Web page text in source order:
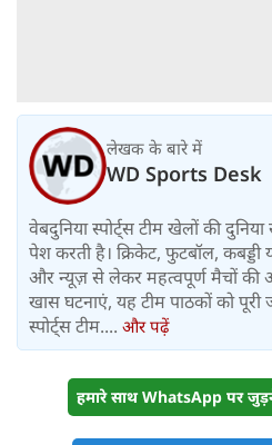
लेखक के बारे में
WD Sports Desk
वेबदुनिया स्पोर्ट्स टीम खेलों की
पेश करती है। क्रिकेट, फुटबॉल,
और न्यूज़ से लेकर महत्वपूर्ण मैचों
खास घटनाएं, यह टीम पाठकों को पूरी
स्पोर्ट्स टीम.... और पढ़ें
हमारे साथ WhatsApp पर